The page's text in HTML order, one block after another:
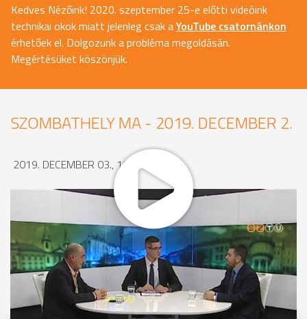
Kedves Nézőink! 2020. szeptember 25-e előtti videóink
technikai okok miatt jelenleg csak aYouTube csatornánkon
érhetőek el. Dolgozunk a probléma megoldásán.
Megértésüket köszönjük.
SZOMBATHELY MA - 2019. DECEMBER 2.
2019. DECEMBER 03., 10:57
MEGOSZTÁS